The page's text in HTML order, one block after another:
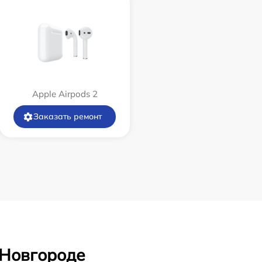
Apple Airpods 2
Заказать ремонт